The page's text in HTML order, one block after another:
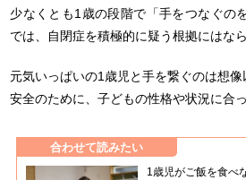
少なくとも1歳の段階で「手をつなぐの
では、自閉症を積極的に疑う根拠にはな
元気いっぱいの1歳児と手を繋ぐのは想像
安全のために、子どもの性格や状況に合
合わせて読みたい
1歳児がご飯を食べ